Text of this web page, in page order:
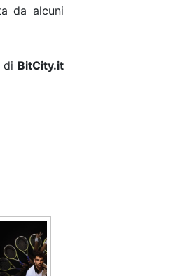
da alcuni
di BitCity.it